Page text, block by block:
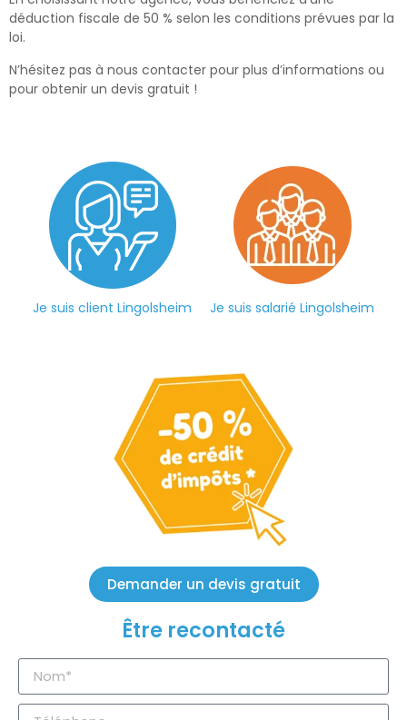
déduction fiscale de 50 % selon les conditions prévues par la
loi.
N’hésitez pas à nous contacter pour plus d’informations ou
pour obtenir un devis gratuit !
Je suis client Lingolsheim Je suis salarié Lingolsheim
Demander un devis gratuit
Être recontacté